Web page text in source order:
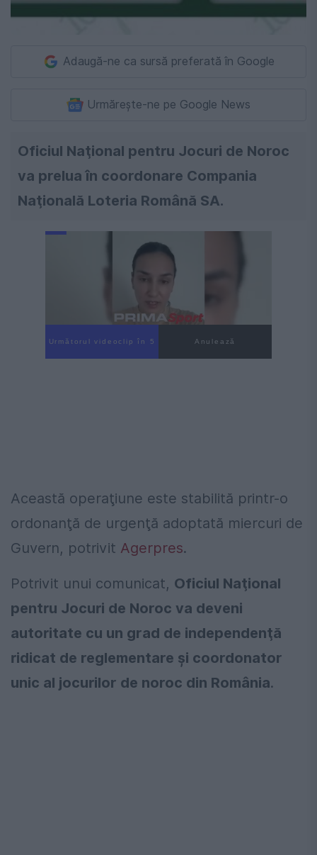
Adaugă-ne ca sursă preferată în Google
Urmărește-ne pe Google News
Oficiul Naţional pentru Jocuri de Noroc
va prelua în coordonare Compania
Naţională Loteria Română SA.
Următorul videoclip în 4 Anulează
Această operaţiune este stabilită printr-o
ordonanţă de urgenţă adoptată miercuri de
Guvern, potrivit Agerpres.
Potrivit unui comunicat, Oficiul Naţional
pentru Jocuri de Noroc va deveni
autoritate cu un grad de independenţă
ridicat de reglementare şi coordonator
unic al jocurilor de noroc din România.